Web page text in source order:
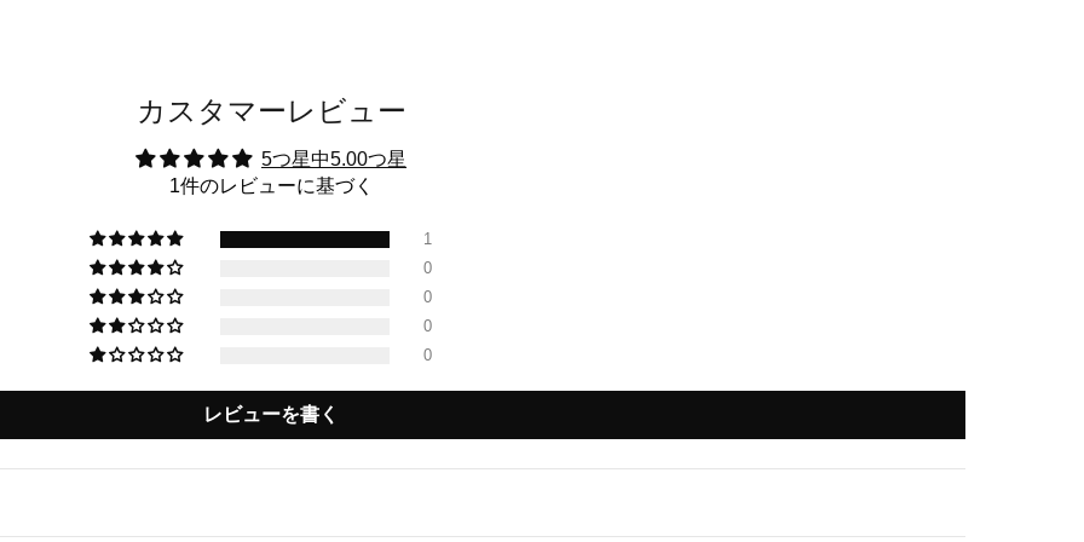
カスタマーレビュー
5つ星中5.00つ星
1件のレビューに基づく
1
0
0
0
0
レビューを書く